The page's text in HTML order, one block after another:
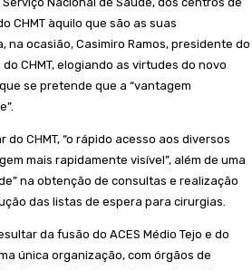
CHMT àquilo que são as suas
na ocasião, Casimiro Ramos, presidente do
CHMT, elogiando as virtudes do novo
se pretende que a “vantagem
CHMT, “o rápido acesso aos diversos
mais rapidamente visível”, além de uma
na obtenção de consultas e realização
das listas de espera para cirurgias.
da fusão do ACES Médio Tejo e do
única organização, com órgãos de